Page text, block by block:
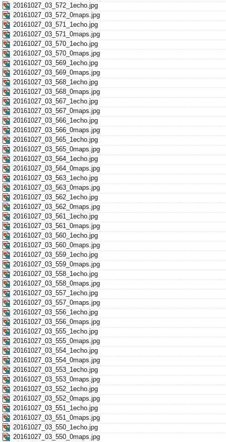
20161027_03_572_1echo.jpg
20161027_03_572_0maps.jpg
20161027_03_571_1echo.jpg
20161027_03_571_0maps.jpg
20161027_03_570_1echo.jpg
20161027_03_570_0maps.jpg
20161027_03_569_1echo.jpg
20161027_03_569_0maps.jpg
20161027_03_568_1echo.jpg
20161027_03_568_0maps.jpg
20161027_03_567_1echo.jpg
20161027_03_567_0maps.jpg
20161027_03_566_1echo.jpg
20161027_03_566_0maps.jpg
20161027_03_565_1echo.jpg
20161027_03_565_0maps.jpg
20161027_03_564_1echo.jpg
20161027_03_564_0maps.jpg
20161027_03_563_1echo.jpg
20161027_03_563_0maps.jpg
20161027_03_562_1echo.jpg
20161027_03_562_0maps.jpg
20161027_03_561_1echo.jpg
20161027_03_561_0maps.jpg
20161027_03_560_1echo.jpg
20161027_03_560_0maps.jpg
20161027_03_559_1echo.jpg
20161027_03_559_0maps.jpg
20161027_03_558_1echo.jpg
20161027_03_558_0maps.jpg
20161027_03_557_1echo.jpg
20161027_03_557_0maps.jpg
20161027_03_556_1echo.jpg
20161027_03_556_0maps.jpg
20161027_03_555_1echo.jpg
20161027_03_555_0maps.jpg
20161027_03_554_1echo.jpg
20161027_03_554_0maps.jpg
20161027_03_553_1echo.jpg
20161027_03_553_0maps.jpg
20161027_03_552_1echo.jpg
20161027_03_552_0maps.jpg
20161027_03_551_1echo.jpg
20161027_03_551_0maps.jpg
20161027_03_550_1echo.jpg
20161027_03_550_0maps.jpg